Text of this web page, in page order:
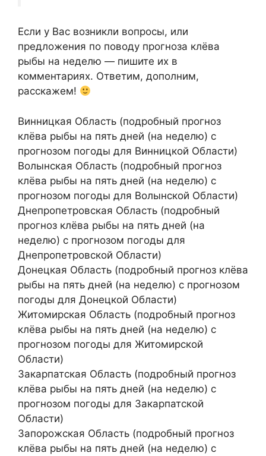
Если у Вас возникли вопросы, или
предложения по поводу прогноза клёва
рыбы на неделю — пишите их в
комментариях. Ответим, дополним,
расскажем!
Винницкая Область (подробный прогноз
клёва рыбы на пять дней (на неделю) с
прогнозом погоды для Винницкой Области)
Волынская Область (подробный прогноз
клёва рыбы на пять дней (на неделю) с
прогнозом погоды для Волынской Области)
Днепропетровская Область (подробный
прогноз клёва рыбы на пять дней (на
неделю) с прогнозом погоды для
Днепропетровской Области)
Донецкая Область (подробный прогноз клёва
рыбы на пять дней (на неделю) с прогнозом
погоды для Донецкой Области)
Житомирская Область (подробный прогноз
клёва рыбы на пять дней (на неделю) с
прогнозом погоды для Житомирской
Области)
Закарпатская Область (подробный прогноз
клёва рыбы на пять дней (на неделю) с
прогнозом погоды для Закарпатской
Области)
Запорожская Область (подробный прогноз
клёва рыбы на пять дней (на неделю) с